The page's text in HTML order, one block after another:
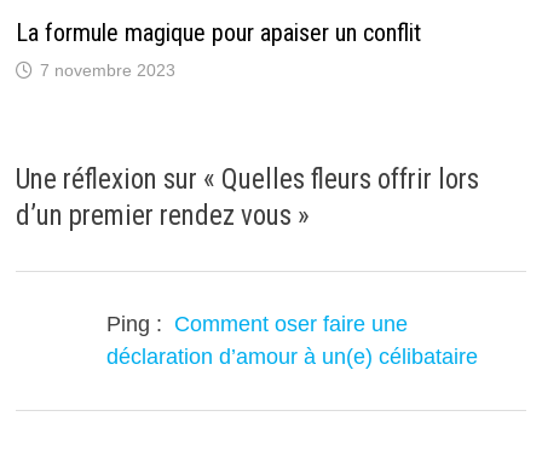
La formule magique pour apaiser un conflit
7 novembre 2023
Une réflexion sur « Quelles fleurs offrir lors
d’un premier rendez vous »
Ping : Comment oser faire une
déclaration d’amour à un(e) célibataire